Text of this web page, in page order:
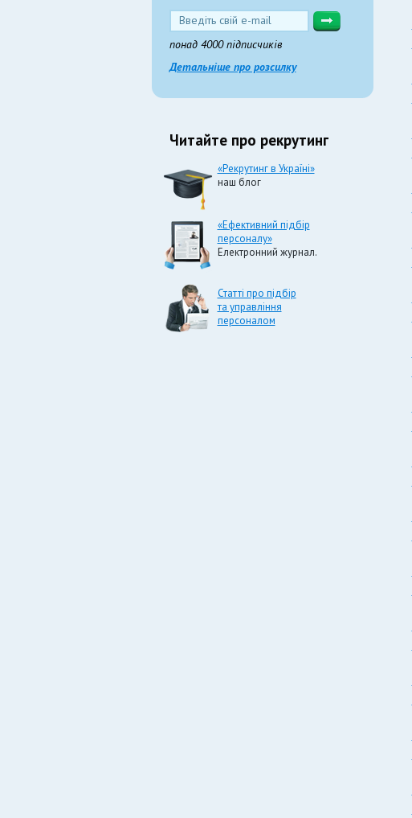
понад 4000 підписчиків
Детальніше про розсилку
Читайте про рекрутинг
«Рекрутинг в Україні»
наш блог
«Ефективний підбір
персоналу»
Електронний журнал.
Статті про підбір
та управління
персоналом